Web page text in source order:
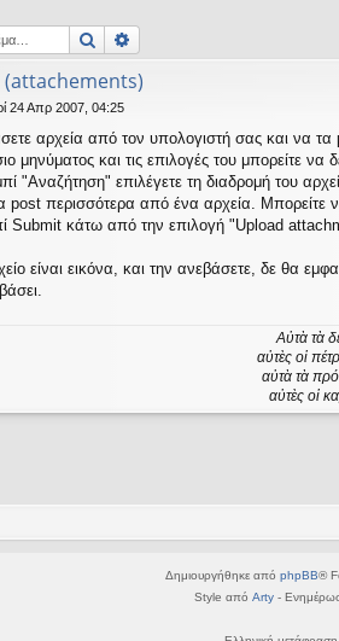
Αναζήτηση
24 Απρ 2007, 04:25
αρχεία από τον υπολογιστή σας και να τα
μηνύματος και τις επιλογές του μπορείτε να
"Αναζήτηση" επιλέγετε τη διαδρομή του
post περισσότερα από ένα αρχεία. Μπορείτε
Submit κάτω από την επιλογή "Upload
είναι εικόνα, και την ανεβάσετε, δε θα
Αὐτὰ τὰ
αὐτὲς οἱ
αὐτὰ τὰ
αὐτὲς οἱ
Δημιουργήθηκε από phpBB®
Style από Arty-